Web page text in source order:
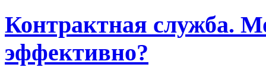
Контрактная служба.
эффективно?